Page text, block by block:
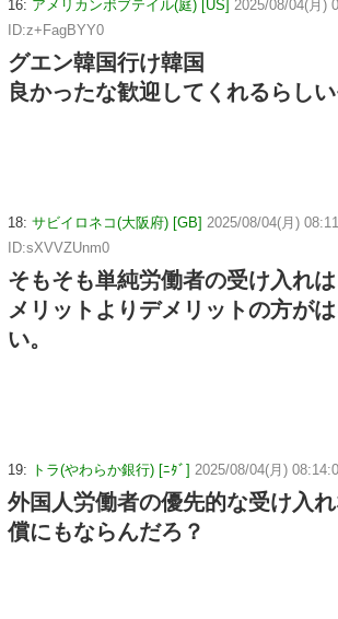
16: アメリカンボブテイル(庭) [US] 2025/08/04(月)
ID:z+FagBYY0
グエン韓国行け韓国
良かったな歓迎してくれるらし
18: サビイロネコ(大阪府) [GB] 2025/08/04(月)
ID:sXVVZUnm0
そもそも単純労働者の受け入れ
メリットよりデメリットの方が
い。
19: トラ(やわらか銀行) [ﾆﾀﾞ] 2025/08/04(月)
外国人労働者の優先的な受け入
償にもならんだろ？